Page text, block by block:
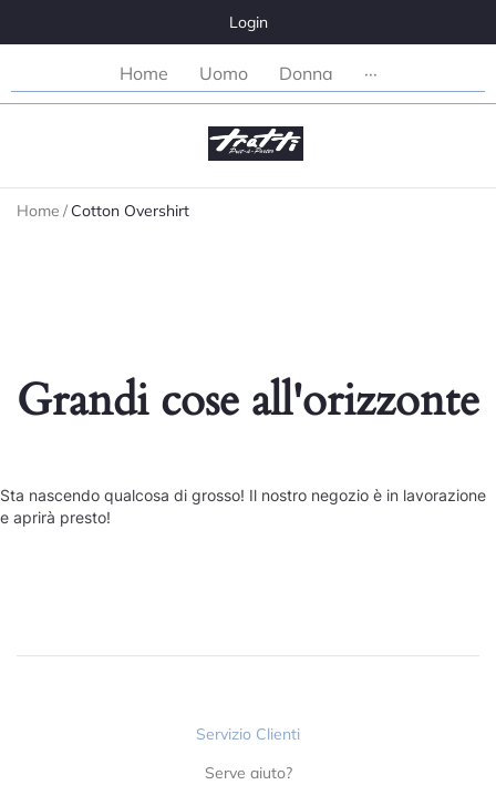
Login
Home Uomo Donna ···
Home / Cotton Overshirt
Grandi cose all'orizzonte
Sta nascendo qualcosa di grosso! Il nostro negozio è in lavorazione
e aprirà presto!
Servizio Clienti
Serve aiuto?